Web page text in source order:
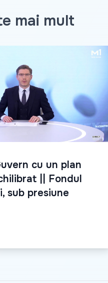
mai mult
cu un plan
|| Fondul
sub presiune